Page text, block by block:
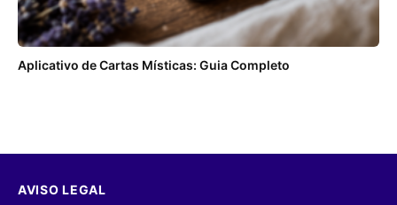
Aplicativo de Cartas Místicas: Guia Completo
AVISO LEGAL